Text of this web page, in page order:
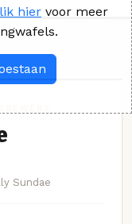
Sundae
hier voor meer